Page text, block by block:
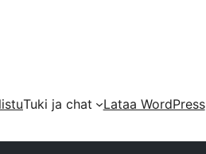
Tuki ja chat
Lataa WordPress